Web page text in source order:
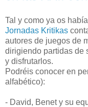
Tal y como ya os
Jornadas Kritikas
autores de juegos de
dirigiendo partidas de
y disfrutarlos.
Podréis conocer en
alfabético):
- David, Benet y su